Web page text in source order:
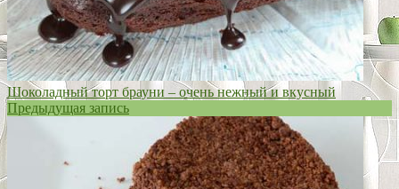
Шоколадный торт брауни – очень нежный и вкусный
Предыдущая запись